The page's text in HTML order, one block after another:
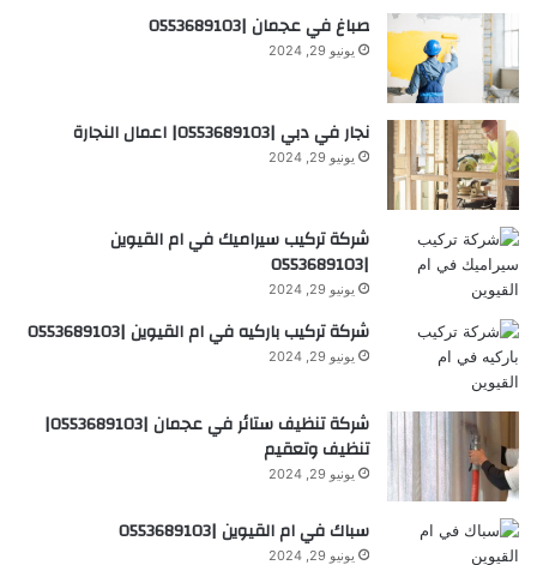
صباغ في عجمان |0553689103
يونيو 29, 2024
نجار في دبي |0553689103| اعمال النجارة
يونيو 29, 2024
شركة تركيب سيراميك في ام القيوين
|0553689103
يونيو 29, 2024
شركة تركيب باركيه في ام القيوين |0553689103
يونيو 29, 2024
شركة تنظيف ستائر في عجمان |0553689103|
تنظيف وتعقيم
يونيو 29, 2024
سباك في ام القيوين |0553689103
يونيو 29, 2024